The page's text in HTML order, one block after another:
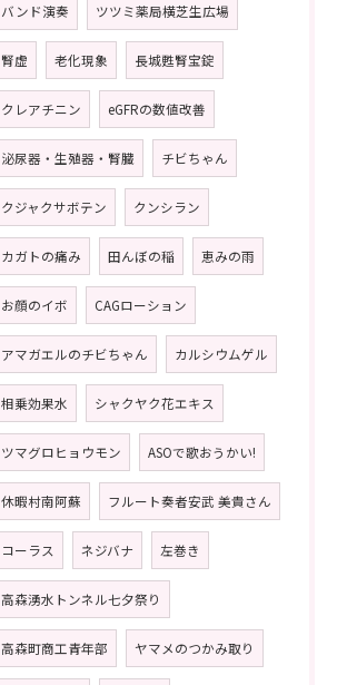
バンド演奏 ツツミ薬局横芝生広場
腎虚 老化現象 長城甦腎宝錠
クレアチニン eGFRの数値改善
泌尿器・生殖器・腎臓 チビちゃん
クジャクサボテン クンシラン
カガトの痛み 田んぼの稲 恵みの雨
お顔のイボ CAGローション
アマガエルのチビちゃん カルシウムゲル
相乗効果水 シャクヤク花エキス
ツマグロヒョウモン ASOで歌おうかい!
休暇村南阿蘇 フルート奏者安武 美貴さん
コーラス ネジバナ 左巻き
高森湧水トンネル七夕祭り
高森町商工青年部 ヤマメのつかみ取り